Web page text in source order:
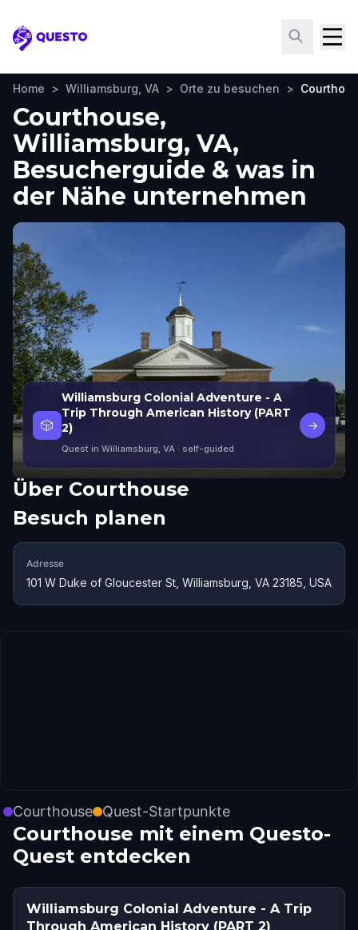
Questo
Home > Williamsburg, VA > Orte zu besuchen >
Courthouse,
Williamsburg, VA,
Besucherguide & was in
der Nähe unternehmen
🎲
Williamsburg Colonial Adventure - A
Trip Through American History (PART
2)
Quest in Williamsburg, VA · self-guided
→
Über Courthouse
Besuch planen
Adresse
101 W Duke of Gloucester St, Williamsburg, VA 23185, USA
Courthouse Quest-Startpunkte
Courthouse mit einem Questo-
Quest entdecken
Williamsburg Colonial Adventure - A Trip
Through American History (PART 2)